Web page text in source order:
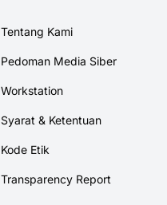
Tentang Kami
Pedoman Media Siber
Workstation
Syarat & Ketentuan
Kode Etik
Transparency Report